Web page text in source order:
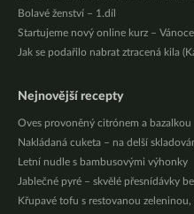
Bolavé ženství – 1.díl
Startujeme nový online kurz –
Jak se podařilo nabrat ztracená kila
Nejnovější recepty
Oves provoněný citrónem a bazalkou
Nakládaná cuketa – na delší
Letní nudle s bambusovými výhonky
Jablečné pyré – skvělé přesnídávky
Křupavé tofu s restovanou